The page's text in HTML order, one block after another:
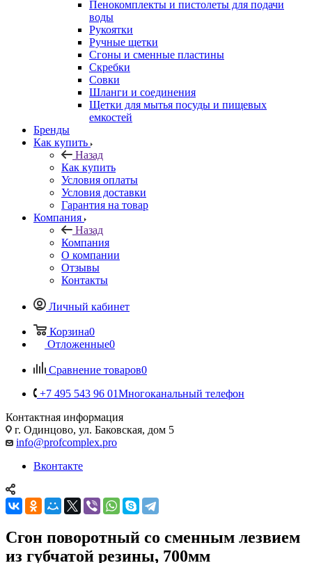
Пенокомплекты и пистолеты для подачи
воды
Рукоятки
Ручные щетки
Сгоны и сменные пластины
Скребки
Совки
Шланги и соединения
Щетки для мытья посуды и пищевых
емкостей
Бренды
Как купить
Назад
Как купить
Условия оплаты
Условия доставки
Гарантия на товар
Компания
Назад
Компания
О компании
Отзывы
Контакты
Личный кабинет
Корзина0
Отложенные0
Сравнение товаров0
+7 495 543 96 01Многоканальный телефон
Контактная информация
г. Одинцово, ул. Баковская, дом 5
info@profcomplex.pro
Вконтакте
Сгон поворотный со сменным лезвием
из губчатой резины, 700мм